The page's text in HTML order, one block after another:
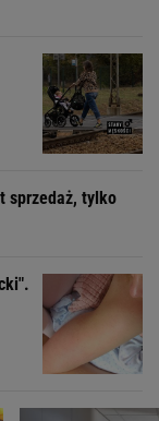
sprzedaż, tylko